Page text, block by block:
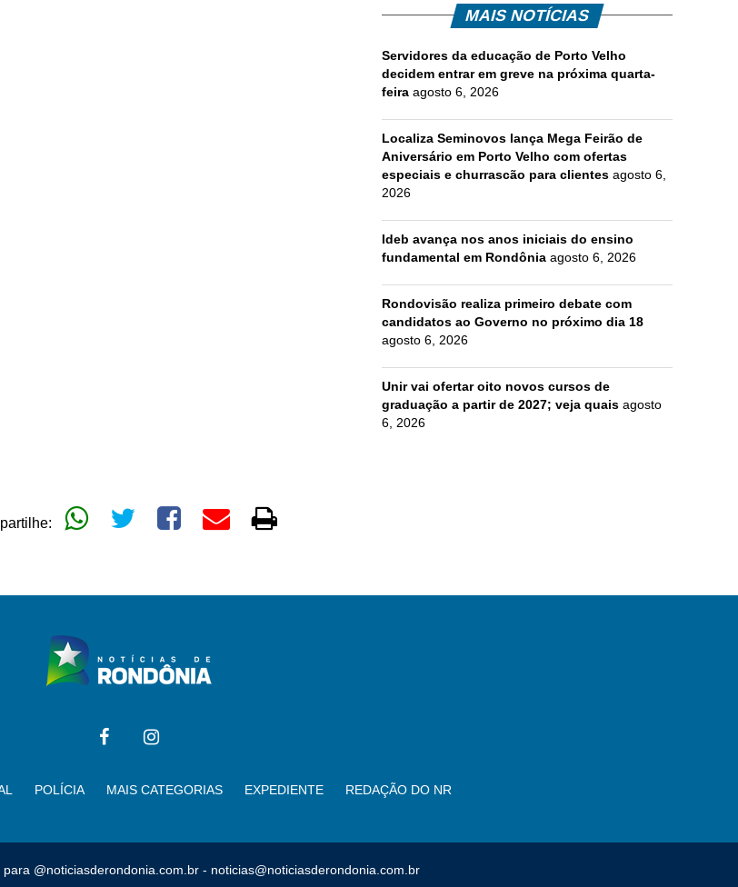
MAIS NOTÍCIAS
Servidores da educação de Porto Velho
decidem entrar em greve na próxima quarta-
feira agosto 6, 2026
Localiza Seminovos lança Mega Feirão de
Aniversário em Porto Velho com ofertas
especiais e churrascão para clientes agosto 6,
2026
Ideb avança nos anos iniciais do ensino
fundamental em Rondônia agosto 6, 2026
Rondovisão realiza primeiro debate com
candidatos ao Governo no próximo dia 18
agosto 6, 2026
Unir vai ofertar oito novos cursos de
graduação a partir de 2027; veja quais agosto
6, 2026
POLÍCIA MAIS CATEGORIAS EXPEDIENTE REDAÇÃO DO NR
@noticiasderondonia.com.br - noticias@noticiasderondonia.com.br